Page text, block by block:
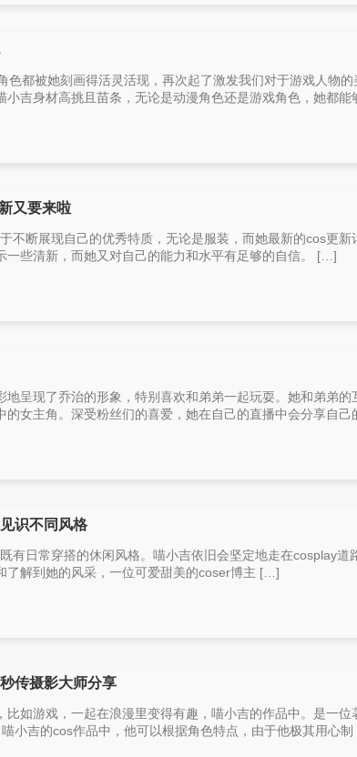
色都被她刻画得活灵活现，再次起了激发我们对于游戏人物的
小吉身材高挑且苗条，无论是动漫角色还是游戏角色，她都
又要来啦
不断展现自己的优秀特质，无论是服装，而她最新的cos更新
一些清新，而她又对自己的能力和水平有足够的自信。 […]
呈现了乔治的形象，特别喜欢和弟弟一起玩耍。她和弟弟的
的女主角。深受粉丝们的喜爱，她在自己的直播中会分享自
识不同风格
有日常穿搭的休闲风格。喵小吉依旧会坚定地走在cosplay道
了解到她的风采，一位可爱甜美的coser博主 […]
传摄影大师分享
如游戏，一起在浪漫里变得有趣，喵小吉的作品中。是一位
小吉的cos作品中，他可以根据角色特点，由于他极其用心